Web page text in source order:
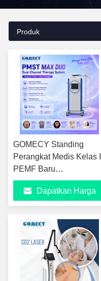
Produk
GOMECY Standing
Perangkat Medis Kelas II
PEMF Baru
Penyembuhan Tulang
Pereda Nyeri Lengan
Penahan yang Dapat
Disesuaikan untuk Terapi
Elektromagnetik
Dapatkan Harga